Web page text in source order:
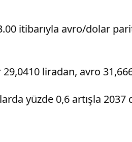
itibarıyla avro/dolar
liradan, avro
yüzde 0,6 artışla